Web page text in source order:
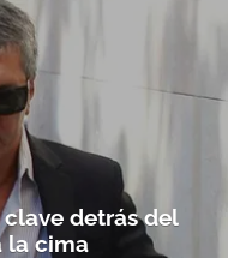
clave detrás del
la cima